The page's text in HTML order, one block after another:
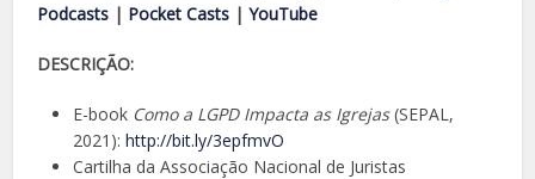
Podcasts | Pocket Casts | YouTube
DESCRIÇÃO:
E-book Como a LGPD Impacta as Igrejas(SEPAL,
2021):http://bit.ly/3epfmvO
Cartilha da Associação Nacional de Juristas